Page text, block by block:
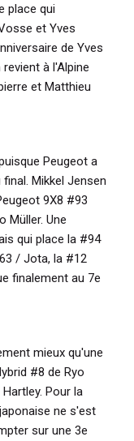
place qui
et Yves
de Yves
à l'Alpine
et Matthieu
Peugeot a
Mikkel Jensen
9X8 #93
Müller. Une
qui place la #94
/ Jota, la #12
finalement au 7e
mieux qu'une
#8 de Ryo
Pour la
ne s'est
sur une 3e